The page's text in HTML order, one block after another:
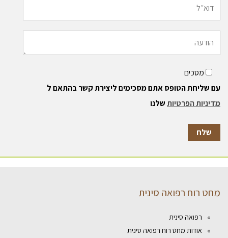
מסכים
עם שליחת הטופס אתם מסכימים ליצירת קשר בהתאם ל
מדיניות הפרטיותשלנו
מחט רוח רפואה סינית
רפואה סינית
אודות מחט רוח רפואה סינית